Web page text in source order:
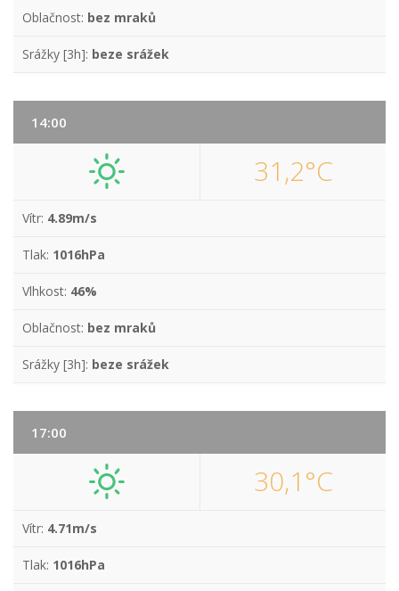
Oblačnost: bez mraků
Srážky [3h]: beze srážek
14:00
31,2°C
Vítr: 4.89m/s
Tlak: 1016hPa
Vlhkost: 46%
Oblačnost: bez mraků
Srážky [3h]: beze srážek
17:00
30,1°C
Vítr: 4.71m/s
Tlak: 1016hPa